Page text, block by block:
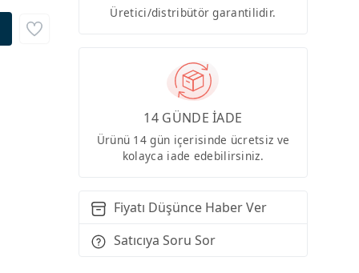
Üretici/distribütör garantilidir.
14 GÜNDE İADE
Ürünü 14 gün içerisinde ücretsiz ve
kolayca iade edebilirsiniz.
Fiyatı Düşünce Haber Ver
Satıcıya Soru Sor